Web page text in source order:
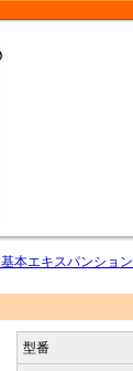
本エキスパンション
型番